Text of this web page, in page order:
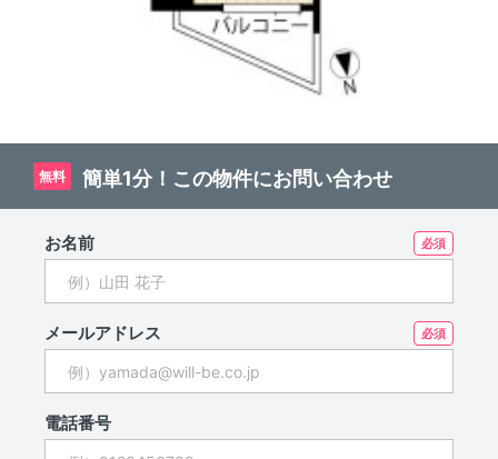
無料 簡単1分！この物件にお問い合わせ
お名前
メールアドレス
電話番号